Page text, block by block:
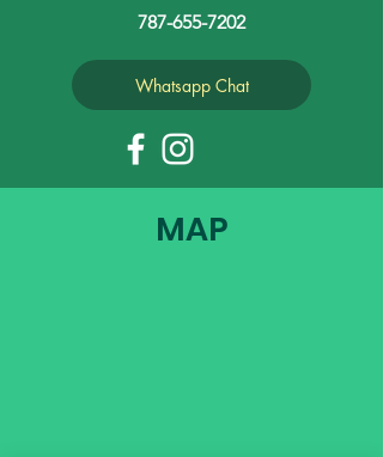
787-655-7202
Whatsapp Chat
MAP